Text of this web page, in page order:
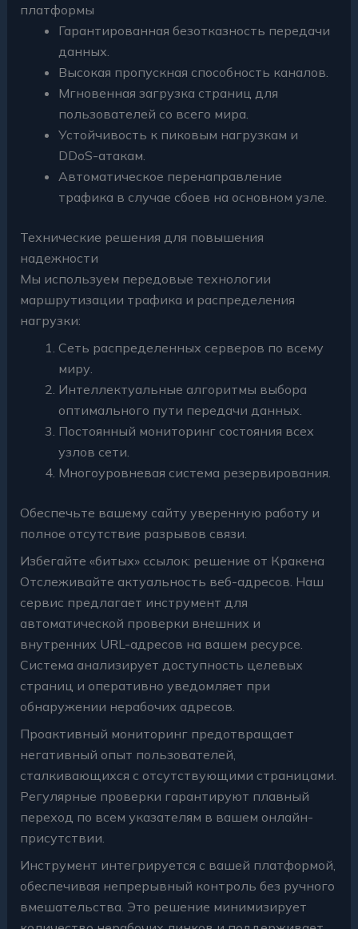
платформы
Гарантированная безотказность передачи
данных.
Высокая пропускная способность каналов.
Мгновенная загрузка страниц для
пользователей со всего мира.
Устойчивость к пиковым нагрузкам и
DDoS-атакам.
Автоматическое перенаправление
трафика в случае сбоев на основном узле.
Технические решения для повышения
надежности
Мы используем передовые технологии
маршрутизации трафика и распределения
нагрузки:
Сеть распределенных серверов по всему
миру.
Интеллектуальные алгоритмы выбора
оптимального пути передачи данных.
Постоянный мониторинг состояния всех
узлов сети.
Многоуровневая система резервирования.
Обеспечьте вашему сайту уверенную работу и
полное отсутствие разрывов связи.
Избегайте «битых» ссылок: решение от Кракена
Отслеживайте актуальность веб-адресов. Наш
сервис предлагает инструмент для
автоматической проверки внешних и
внутренних URL-адресов на вашем ресурсе.
Система анализирует доступность целевых
страниц и оперативно уведомляет при
обнаружении нерабочих адресов.
Проактивный мониторинг предотвращает
негативный опыт пользователей,
сталкивающихся с отсутствующими страницами.
Регулярные проверки гарантируют плавный
переход по всем указателям в вашем онлайн-
присутствии.
Инструмент интегрируется с вашей платформой,
обеспечивая непрерывный контроль без ручного
вмешательства. Это решение минимизирует